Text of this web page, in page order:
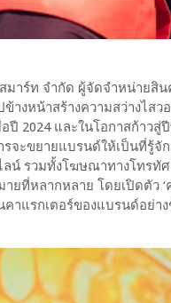
าร์ท จำกัด ผู้จัดจำหน่ายสิ
างหน้าสร้างความสว่างไสว
ปี 2024 และในโอกาสก้าวสู่
ะขยายแบรนด์ให้เป็นที่รู้จัก
รวมทั้งโฆษณาทางโทรทัศ
ายที่หลากหลาย โดยเปิดตั
คาแรกเตอร์ของแบรนด์อย่